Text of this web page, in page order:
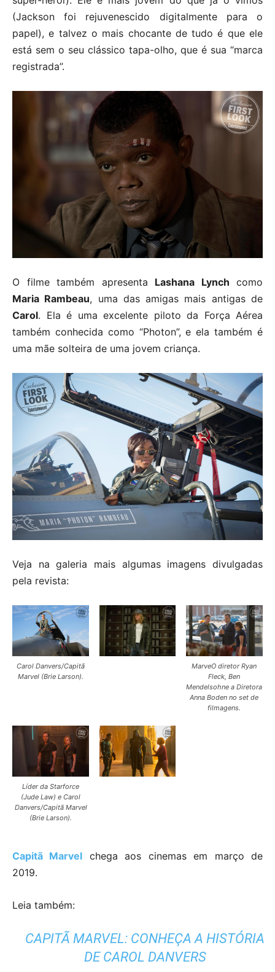
(Jackson foi rejuvenescido digitalmente para o
papel), e talvez o mais chocante de tudo é que ele
está sem o seu clássico tapa-olho, que é sua “marca
registrada”.
O filme também apresenta Lashana Lynch como
Maria Rambeau, uma das amigas mais antigas de
Carol. Ela é uma excelente piloto da Força Aérea
também conhecida como “Photon”, e ela também é
uma mãe solteira de uma jovem criança.
Veja na galeria mais algumas imagens divulgadas
pela revista:
Carol Danvers/Capitã
Marvel (Brie Larson).
MarveO diretor Ryan
Fleck, Ben
Mendelsohne a Diretora
Anna Boden no set de
filmagens.
Líder da Starforce
(Jude Law) e Carol
Danvers/Capitã Marvel
(Brie Larson).
Capitã Marvel chega aos cinemas em março de
2019.
Leia também:
CAPITÃ MARVEL: CONHEÇA A HISTÓRIA
DE CAROL DANVERS